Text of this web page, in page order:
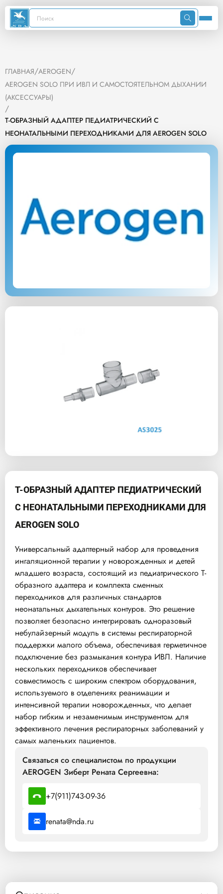
ГЛАВНАЯ/AEROGEN/
AEROGEN SOLO ПРИ ИВЛ И САМОСТОЯТЕЛЬНОМ ДЫХАНИИ
(АКСЕССУАРЫ)
/
Т-ОБРАЗНЫЙ АДАПТЕР ПЕДИАТРИЧЕСКИЙ С
НЕОНАТАЛЬНЫМИ ПЕРЕХОДНИКАМИ ДЛЯ AEROGEN SOLO
Т-ОБРАЗНЫЙ АДАПТЕР ПЕДИАТРИЧЕСКИЙ
С НЕОНАТАЛЬНЫМИ ПЕРЕХОДНИКАМИ ДЛЯ
AEROGEN SOLO
Универсальный адаптерный набор для проведения
ингаляционной терапии у новорожденных и детей
младшего возраста, состоящий из педиатрического Т-
образного адаптера и комплекта сменных
переходников для различных стандартов
неонатальных дыхательных контуров. Это решение
позволяет безопасно интегрировать одноразовый
небулайзерный модуль в системы респираторной
поддержки малого объема, обеспечивая герметичное
подключение без размыкания контура ИВЛ. Наличие
нескольких переходников обеспечивает
совместимость с широким спектром оборудования,
используемого в отделениях реанимации и
интенсивной терапии новорожденных, что делает
набор гибким и незаменимым инструментом для
эффективного лечения респираторных заболеваний у
самых маленьких пациентов.
Связаться со специалистом по продукции
AEROGEN Зиберт Рената Сергеевна:
+7(911)743-09-36
renata@nda.ru